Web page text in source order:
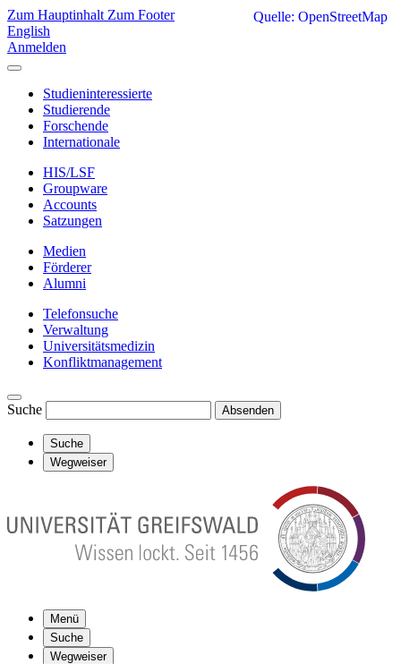
Zum Hauptinhalt Zum Footer
English
Anmelden
Studieninteressierte
Studierende
Forschende
Internationale
HIS/LSF
Groupware
Accounts
Satzungen
Medien
Förderer
Alumni
Telefonsuche
Verwaltung
Universitätsmedizin
Konfliktmanagement
Suche Absenden
Suche
Wegweiser
Menü
Suche
Wegweiser
Quelle: OpenStreetMap